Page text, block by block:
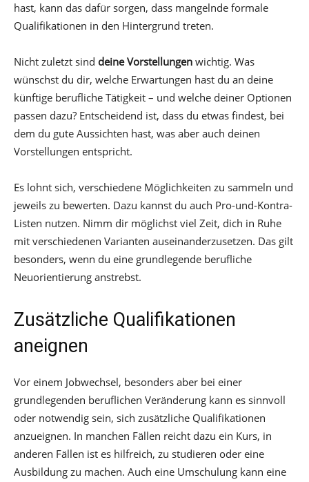
hast, kann das dafür sorgen, dass mangelnde formale
Qualifikationen in den Hintergrund treten.
Nicht zuletzt sind deine Vorstellungen wichtig. Was
wünschst du dir, welche Erwartungen hast du an deine
künftige berufliche Tätigkeit – und welche deiner Optionen
passen dazu? Entscheidend ist, dass du etwas findest, bei
dem du gute Aussichten hast, was aber auch deinen
Vorstellungen entspricht.
Es lohnt sich, verschiedene Möglichkeiten zu sammeln und
jeweils zu bewerten. Dazu kannst du auch Pro-und-Kontra-
Listen nutzen. Nimm dir möglichst viel Zeit, dich in Ruhe
mit verschiedenen Varianten auseinanderzusetzen. Das gilt
besonders, wenn du eine grundlegende berufliche
Neuorientierung anstrebst.
Zusätzliche Qualifikationen
aneignen
Vor einem Jobwechsel, besonders aber bei einer
grundlegenden beruflichen Veränderung kann es sinnvoll
oder notwendig sein, sich zusätzliche Qualifikationen
anzueignen. In manchen Fällen reicht dazu ein Kurs, in
anderen Fällen ist es hilfreich, zu studieren oder eine
Ausbildung zu machen. Auch eine Umschulung kann eine